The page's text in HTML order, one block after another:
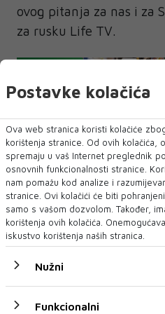
ovog pitanja za nas i za
za rusku Life TV.
SRBIJA Rusija
NAJNOVIJE
Postavke kolačića
Ova web stranica koristi kolačiće
korištenja stranice. Od ovih kolačića,
spremaju u vaš Internet preglednik
osnovnih funkcionalnosti stranice.
nam pomažu kod analize i
stranice. Ovi kolačići će biti
samo s vašom dozvolom. Također,
korištenja ovih kolačića.
iskustvo korištenja naših stranica.
Nužni
Funkcionalni